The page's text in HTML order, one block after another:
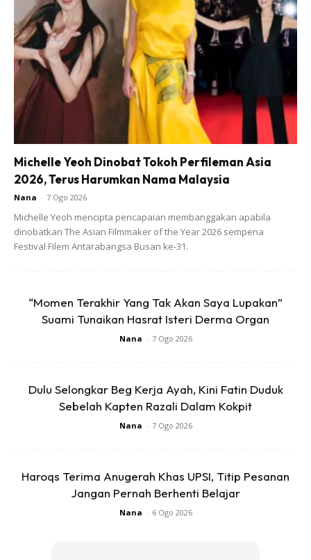
Air Serai Kunyit
Air campuran herba memang baik untuk kita amalkan
setiap hari. Bagi wanita, amalan air rebusan kunyit dan serai
yang direnehkan bersama sedikit madu atau gula perang
adalah minuman terbaik untuk dalaman wanita. Kena
amalkan!
elakkan makan snek ringan. Apabila rasa lapar dan ingin
makan snek ringan, cubalah minum air yang dicampur
Michelle Yeoh Dinobat Tokoh Perfileman Asia
2026, Terus Harumkan Nama Malaysia
Nana - 7 Ogo 2026
Michelle Yeoh mencipta pencapaian membanggakan apabila
dinobatkan The Asian Filmmaker of the Year 2026 sempena
Festival Filem Antarabangsa Busan ke-31.
“Momen Terakhir Yang Tak Akan Saya Lupakan”
Suami Tunaikan Hasrat Isteri Derma Organ
Nana - 7 Ogo 2026
Dulu Selongkar Beg Kerja Ayah, Kini Fatin Duduk
Sebelah Kapten Razali Dalam Kokpit
Nana - 7 Ogo 2026
Haroqs Terima Anugerah Khas UPSI, Titip Pesanan
Jangan Pernah Berhenti Belajar
Nana - 6 Ogo 2026